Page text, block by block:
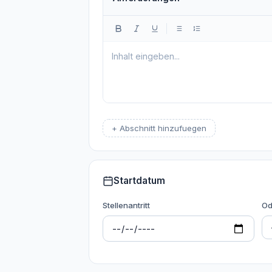
+ Abschnitt hinzufuegen
Startdatum
Stellenantritt